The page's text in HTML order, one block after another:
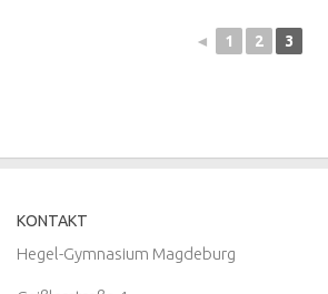
◄ 1 2 3
KONTAKT
Hegel-Gymnasium Magdeburg